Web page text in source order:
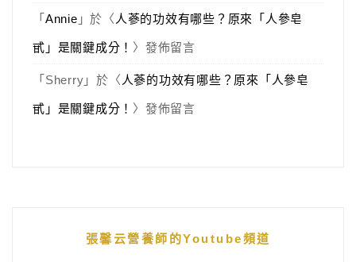
「 Annie 」於〈 人蔘的功效有哪些？原來「人參皂
甙」是關鍵成分！ 〉發佈留言
「 Sherry 」於〈 人蔘的功效有哪些？原來「人參皂
甙」是關鍵成分！ 〉發佈留言
張馨云營養師的Youtube頻道